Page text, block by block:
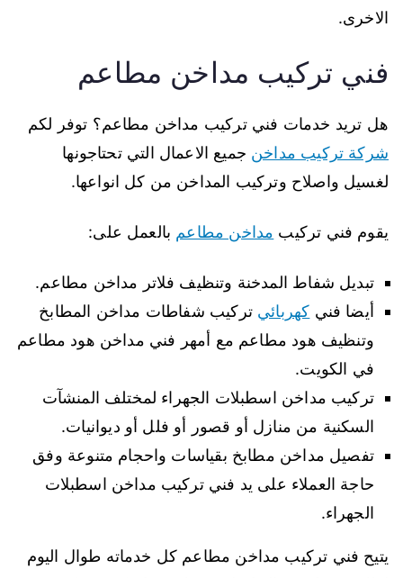
الاخرى.
فني تركيب مداخن مطاعم
هل تريد خدمات فني تركيب مداخن مطاعم؟ توفر لكم
شركة تركيب مداخن جميع الاعمال التي تحتاجونها
لغسيل واصلاح وتركيب المداخن من كل انواعها.
يقوم فني تركيب مداخن مطاعم بالعمل على:
تبديل شفاط المدخنة وتنظيف فلاتر مداخن مطاعم.
أيضا فني كهربائي تركيب شفاطات مداخن المطابخ
وتنظيف هود مطاعم مع أمهر فني مداخن هود مطاعم
في الكويت.
تركيب مداخن اسطبلات الجهراء لمختلف المنشآت
السكنية من منازل أو قصور أو فلل أو ديوانيات.
تفصيل مداخن مطابخ بقياسات واحجام متنوعة وفق
حاجة العملاء على يد فني تركيب مداخن اسطبلات
الجهراء.
يتيح فني تركيب مداخن مطاعم كل خدماته طوال اليوم